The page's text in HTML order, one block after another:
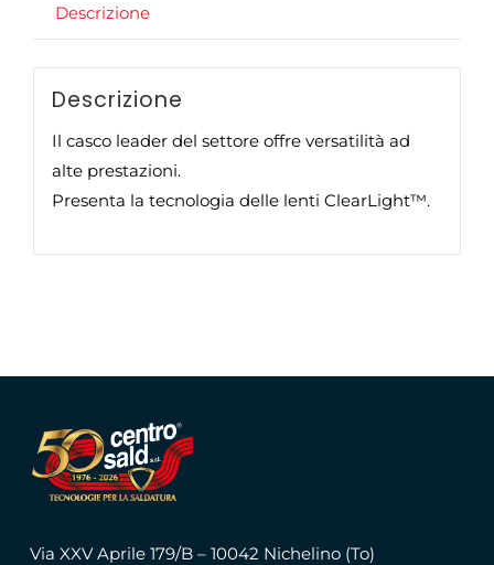
Descrizione
Descrizione
Il casco leader del settore offre versatilità ad
alte prestazioni.
Presenta la tecnologia delle lenti ClearLight™.
Via XXV Aprile 179/B – 10042 Nichelino (To)